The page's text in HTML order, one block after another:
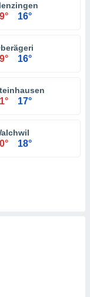
16°
16°
17°
18°